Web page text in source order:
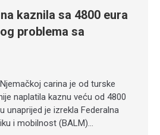
kaznila sa 4800 eura
problema sa
carina je od turske
naplatila kaznu veću od 4800
unaprijed je izrekla Federalna
i mobilnost (BALM)…